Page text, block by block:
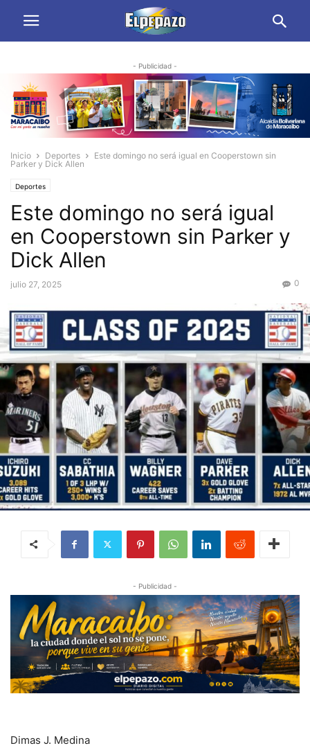
- Publicidad -
Inicio Deportes
Este domingo no será igual en Cooperstown sin
Parker y Dick Allen
Deportes
Este domingo no será igual
en Cooperstown sin Parker y
Dick Allen
julio 27, 2025 0
- Publicidad -
Dimas J. Medina